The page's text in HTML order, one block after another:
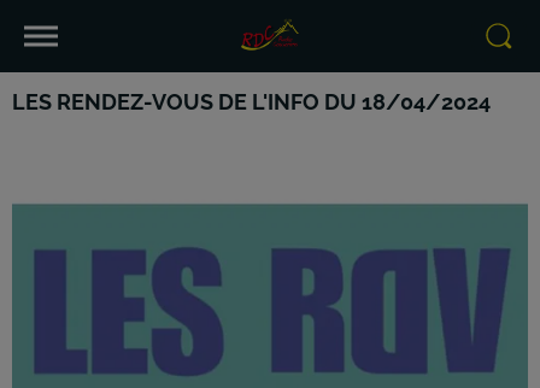
LES RENDEZ-VOUS DE L'INFO DU 18/04/2024